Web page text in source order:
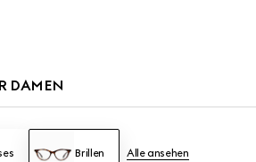
DAMEN
Brillen Alle ansehen